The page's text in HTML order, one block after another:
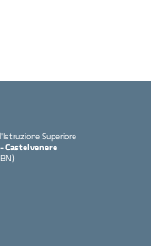
Superiore
Castelvenere